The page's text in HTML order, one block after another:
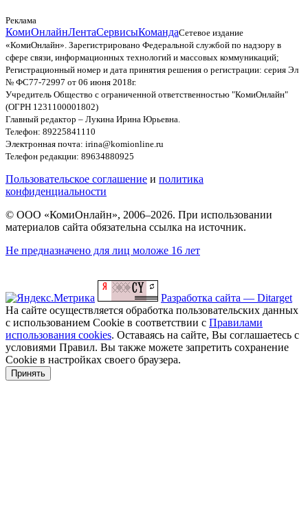
Реклама
КомиОнлайнЛентаСервисыКомандаСетевое издание
«КомиОнлайн». Зарегистрировано Федеральной службой по надзору в
сфере связи, информационных технологий и массовых коммуникаций;
Регистрационный номер и дата принятия решения о регистрации: серия Эл
№ ФС77-72997 от 06 июня 2018г.
Учредитель Общество с ограниченной ответственностью "КомиОнлайн"
(ОГРН 1231100001802)
Главный редактор – Лукина Ирина Юрьевна.
Телефон: 89225841110
Электронная почта: irina@komionline.ru
Телефон редакции: 89634880925
Пользовательское соглашение и политика
конфиденциальности
© ООО «КомиОнлайн», 2006–2026. При использовании
материалов сайта обязательна ссылка на источник.
Не предназначено для лиц моложе 16 лет
Разработка сайта — Ditarget
На сайте осуществляется обработка пользовательских данных
с использованием Cookie в соответствии с Правилами
использования cookies. Оставаясь на сайте, Вы соглашаетесь с
условиями Правил. Вы также можете запретить сохранение
Cookie в настройках своего браузера.
Принять